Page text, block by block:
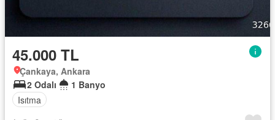
45.000 TL
Çankaya, Ankara
2 Odalı
1 Banyo
Isıtma